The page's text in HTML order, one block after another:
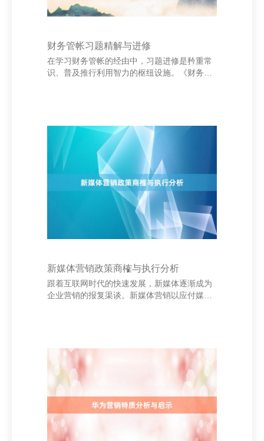
财务管帐习题精解与进修
在学习财务管帐的经由中，习题进修是矜重常
识、普及推行利用智力的枢纽设施。《财务管
节，每章均配有典型例题与注目分解，便于读
者搭伙复杂见解。通过反复进修，读者不错老
到管帐分录的编制、财务报表的编制法式以及
管帐信息的分析技能。 台东市奚琪鲜花礼品有
限公司 此外，书中还迷惑了空洞进修题，模拟
真的企业管帐职责场景，匡助读者将表面常识
新媒体营销政策商榷与执行分析
跟着互联网时代的快速发展，新媒体逐渐成为
企业营销的报复渠谈。新媒体营销以应付媒
定符合的营销政策。领先，明确办法受众，通
过数据分析了解用户喜好和四肢民俗，从而制
定精确的内容政策。其次，预防内容立异，统
一热门事件和用户需求，打造高质地、有眩惑
力的原创内容。此外，利用KOL（要津办法首
领）和网红进行配合扩充，概况灵验扩大品牌
曝光度。 同期，